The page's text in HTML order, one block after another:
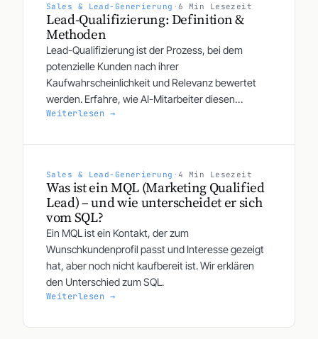
Sales & Lead-Generierung ·6 Min Lesezeit
Lead-Qualifizierung: Definition &
Methoden
Lead-Qualifizierung ist der Prozess, bei dem
potenzielle Kunden nach ihrer
Kaufwahrscheinlichkeit und Relevanz bewertet
werden. Erfahre, wie AI-Mitarbeiter diesen
Prozess automatisieren.
Weiterlesen →
Sales & Lead-Generierung · 4 Min Lesezeit
Was ist ein MQL (Marketing Qualified
Lead) – und wie unterscheidet er sich
vom SQL?
Ein MQL ist ein Kontakt, der zum
Wunschkundenprofil passt und Interesse gezeigt
hat, aber noch nicht kaufbereit ist. Wir erklären
den Unterschied zum SQL.
Weiterlesen →